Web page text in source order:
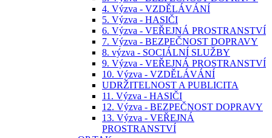
4. Výzva - VZDĚLÁVÁNÍ
5. Výzva - HASIČI
6. Výzva - VEŘEJNÁ PROSTRANSTVÍ
7. Výzva - BEZPEČNOST DOPRAVY
8. výzva - SOCIÁLNÍ SLUŽBY
9. Výzva - VEŘEJNÁ PROSTRANSTVÍ
10. Výzva - VZDĚLÁVÁNÍ
UDRŽITELNOST A PUBLICITA
11. Výzva - HASIČI
12. Výzva - BEZPEČNOST DOPRAVY
13. Výzva - VEŘEJNÁ
PROSTRANSTVÍ